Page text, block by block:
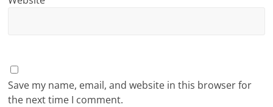
Save my name, email, and website in this browser for
the next time I comment.